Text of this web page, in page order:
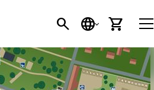
SÖKSPRÅK